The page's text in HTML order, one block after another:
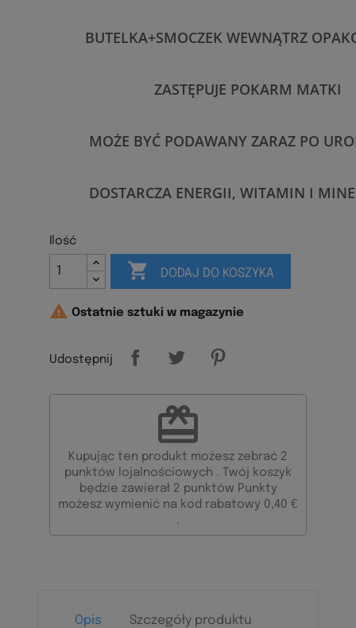
BUTELKA+SMOCZEK WEWNĄTRZ
ZASTĘPUJE POKARM MATKI
MOŻE BYĆ PODAWANY ZARAZ PO
DOSTARCZA ENERGII, WITAMIN I
Ilość
 DODAJ DO KOSZYKA
 Ostatnie sztuki w magazynie
Udostępnij
redeem
Kupując ten produkt możesz zebrać 2
punktów lojalnościowych . Twój koszyk
będzie zawierał 2 punktów Punkty
możesz wymienić na kod rabatowy 0,40 €
.
Opis Szczegóły produktu